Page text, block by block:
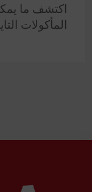
اكتشف ما
المأكولات